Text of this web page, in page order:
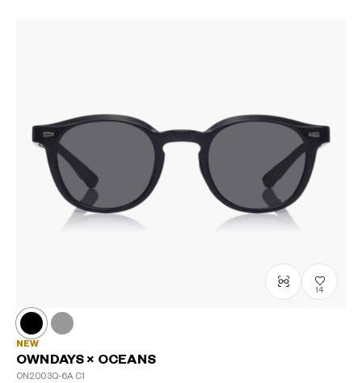
14
NEW
OWNDAYS × OCEANS
ON2003Q-6A C1